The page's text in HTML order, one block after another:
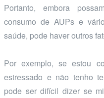
Portanto, embora
consumo de AUPs e
saúde, pode haver outros
Por exemplo, se estou
estressado e não tenho
pode ser difícil dizer se